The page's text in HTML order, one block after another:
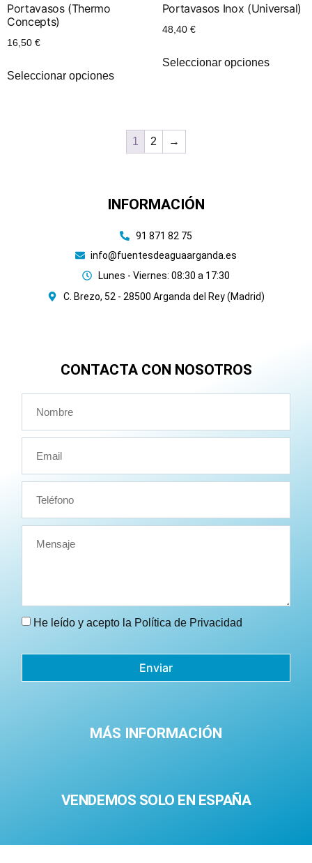
Portavasos (Thermo
Concepts)
16,50 €
Seleccionar opciones
Portavasos Inox (Universal)
48,40 €
Seleccionar opciones
1 2 →
INFORMACIÓN
91 871 82 75
info@fuentesdeaguaarganda.es
Lunes - Viernes: 08:30 a 17:30
C. Brezo, 52 - 28500 Arganda del Rey (Madrid)
CONTACTA CON NOSOTROS
He leído y acepto la Política de Privacidad
Enviar
MÁS INFORMACIÓN
VENDEMOS SOLO EN ESPAÑA